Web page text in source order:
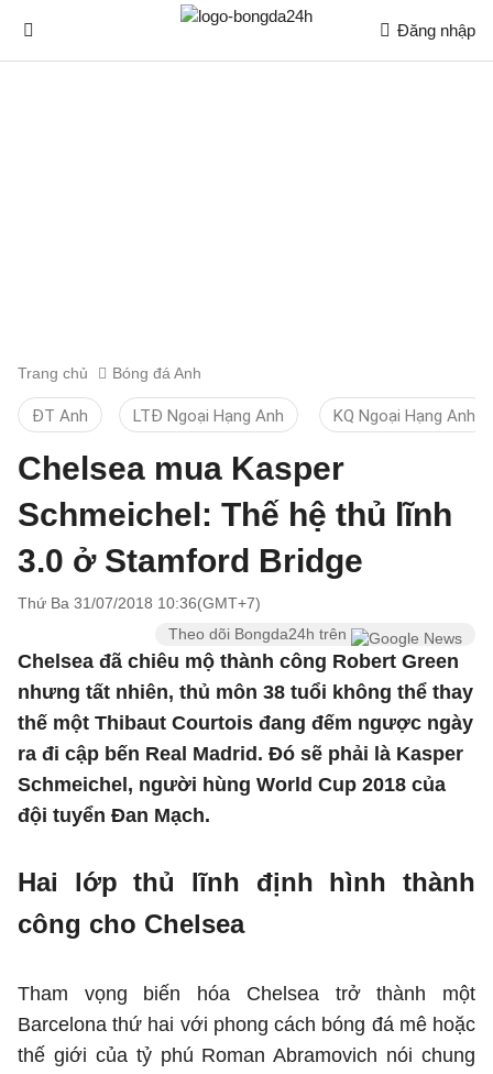
Đăng nhập
Trang chủ Bóng đá Anh
ĐT Anh LTĐ Ngoại Hạng Anh KQ Ngoại Hạng Anh
Chelsea mua Kasper
Schmeichel: Thế hệ thủ lĩnh
3.0 ở Stamford Bridge
Thứ Ba 31/07/2018 10:36(GMT+7)
Theo dõi Bongda24h trên
Chelsea đã chiêu mộ thành công Robert Green
nhưng tất nhiên, thủ môn 38 tuổi không thể thay
thế một Thibaut Courtois đang đếm ngược ngày
ra đi cập bến Real Madrid. Đó sẽ phải là Kasper
Schmeichel, người hùng World Cup 2018 của
đội tuyển Đan Mạch.
Hai lớp thủ lĩnh định hình thành
công cho Chelsea
Tham vọng biến hóa Chelsea trở thành một
Barcelona thứ hai với phong cách bóng đá mê hoặc
thế giới của tỷ phú Roman Abramovich nói chung